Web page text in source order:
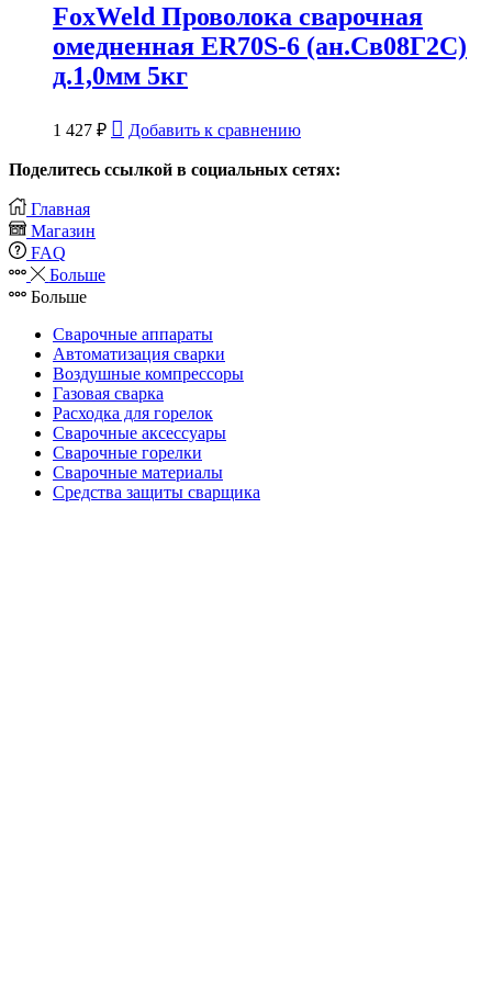
FoxWeld Проволока сварочная
омедненная ER70S-6 (ан.Св08Г2С)
д.1,0мм 5кг
1 427 ₽ Добавить к сравнению
Поделитесь ссылкой в социальных сетях:
Главная
Магазин
FAQ
Больше
Больше
Сварочные аппараты
Автоматизация сварки
Воздушные компрессоры
Газовая сварка
Расходка для горелок
Сварочные аксессуары
Сварочные горелки
Сварочные материалы
Средства защиты сварщика